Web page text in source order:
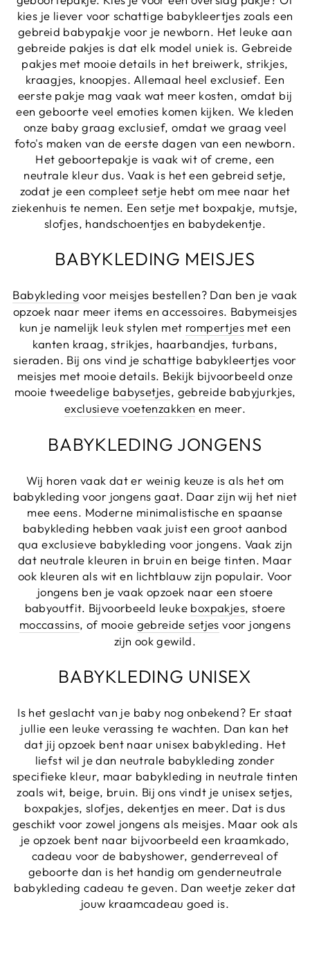
kies je liever voor schattige babykleertjes zoals een
gebreid babypakje voor je newborn. Het leuke aan
gebreide pakjes is dat elk model uniek is. Gebreide
pakjes met mooie details in het breiwerk, strikjes,
kraagjes, knoopjes. Allemaal heel exclusief. Een
eerste pakje mag vaak wat meer kosten, omdat bij
een geboorte veel emoties komen kijken. We kleden
onze baby graag exclusief, omdat we graag veel
foto's maken van de eerste dagen van een newborn.
Het geboortepakje is vaak wit of creme, een
neutrale kleur dus. Vaak is het een gebreid setje,
zodat je een compleet setje hebt om mee naar het
ziekenhuis te nemen. Een setje met boxpakje, mutsje,
slofjes, handschoentjes en babydekentje.
BABYKLEDING MEISJES
Babykleding voor meisjes bestellen? Dan ben je vaak
opzoek naar meer items en accessoires. Babymeisjes
kun je namelijk leuk stylen met rompertjes met een
kanten kraag, strikjes, haarbandjes, turbans,
sieraden. Bij ons vind je schattige babykleertjes voor
meisjes met mooie details. Bekijk bijvoorbeeld onze
mooie tweedelige babysetjes, gebreide babyjurkjes,
exclusieve voetenzakken en meer.
BABYKLEDING JONGENS
Wij horen vaak dat er weinig keuze is als het om
babykleding voor jongens gaat. Daar zijn wij het niet
mee eens. Moderne minimalistische en spaanse
babykleding hebben vaak juist een groot aanbod
qua exclusieve babykleding voor jongens. Vaak zijn
dat neutrale kleuren in bruin en beige tinten. Maar
ook kleuren als wit en lichtblauw zijn populair. Voor
jongens ben je vaak opzoek naar een stoere
babyoutfit. Bijvoorbeeld leuke boxpakjes, stoere
moccassins, of mooie gebreide setjes voor jongens
zijn ook gewild.
BABYKLEDING UNISEX
Is het geslacht van je baby nog onbekend? Er staat
jullie een leuke verassing te wachten. Dan kan het
dat jij opzoek bent naar unisex babykleding. Het
liefst wil je dan neutrale babykleding zonder
specifieke kleur, maar babykleding in neutrale tinten
zoals wit, beige, bruin. Bij ons vindt je unisex setjes,
boxpakjes, slofjes, dekentjes en meer. Dat is dus
geschikt voor zowel jongens als meisjes. Maar ook als
je opzoek bent naar bijvoorbeeld een kraamkado,
cadeau voor de babyshower, genderreveal of
geboorte dan is het handig om genderneutrale
babykleding cadeau te geven. Dan weetje zeker dat
jouw kraamcadeau goed is.